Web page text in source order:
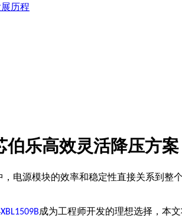
历程
伯乐高效灵活降压方案
，电源模块的效率和稳定性直接关系到整
XBL1509B成为工程师开发的理想选择 ， 本